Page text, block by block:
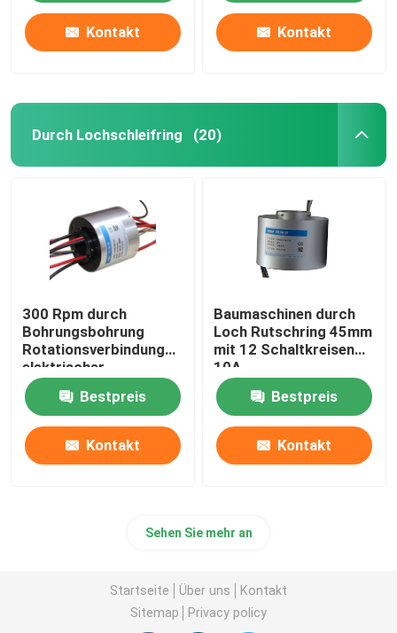
Kontakt Kontakt
Durch Lochschleifring (20)
300 Rpm durch
Bohrungsbohrung
Rotationsverbindung
elektrischer
Schiebering
Innendiameter 65 mm
Bestpreis
Kontakt
Baumaschinen durch
Loch Rutschring 45mm
mit 12 Schaltkreisen
10A
Bestpreis
Kontakt
Sehen Sie mehr an
Startseite Über uns
Kontakt
Sitemap
Privacy policy